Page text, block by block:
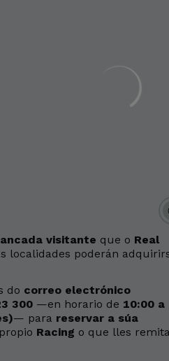
visitante que o Real
localidades poderán
do correo electrónico
300 —en horario de 10:00 a
— para reservar a súa
Racing o que lles